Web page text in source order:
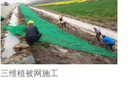
三维植被网施工